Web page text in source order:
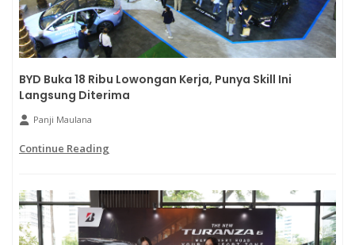
BYD Buka 18 Ribu Lowongan Kerja, Punya Skill Ini
Langsung Diterima
Panji Maulana
Continue Reading